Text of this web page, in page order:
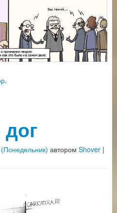
.
автором Shover |